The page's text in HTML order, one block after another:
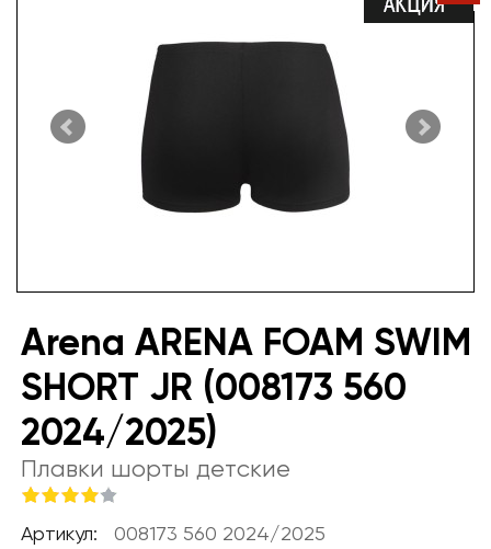
Arena ARENA FOAM SWIM
SHORT JR (008173 560
2024/2025)
Плавки шорты детские
Артикул: 008173 560 2024/2025